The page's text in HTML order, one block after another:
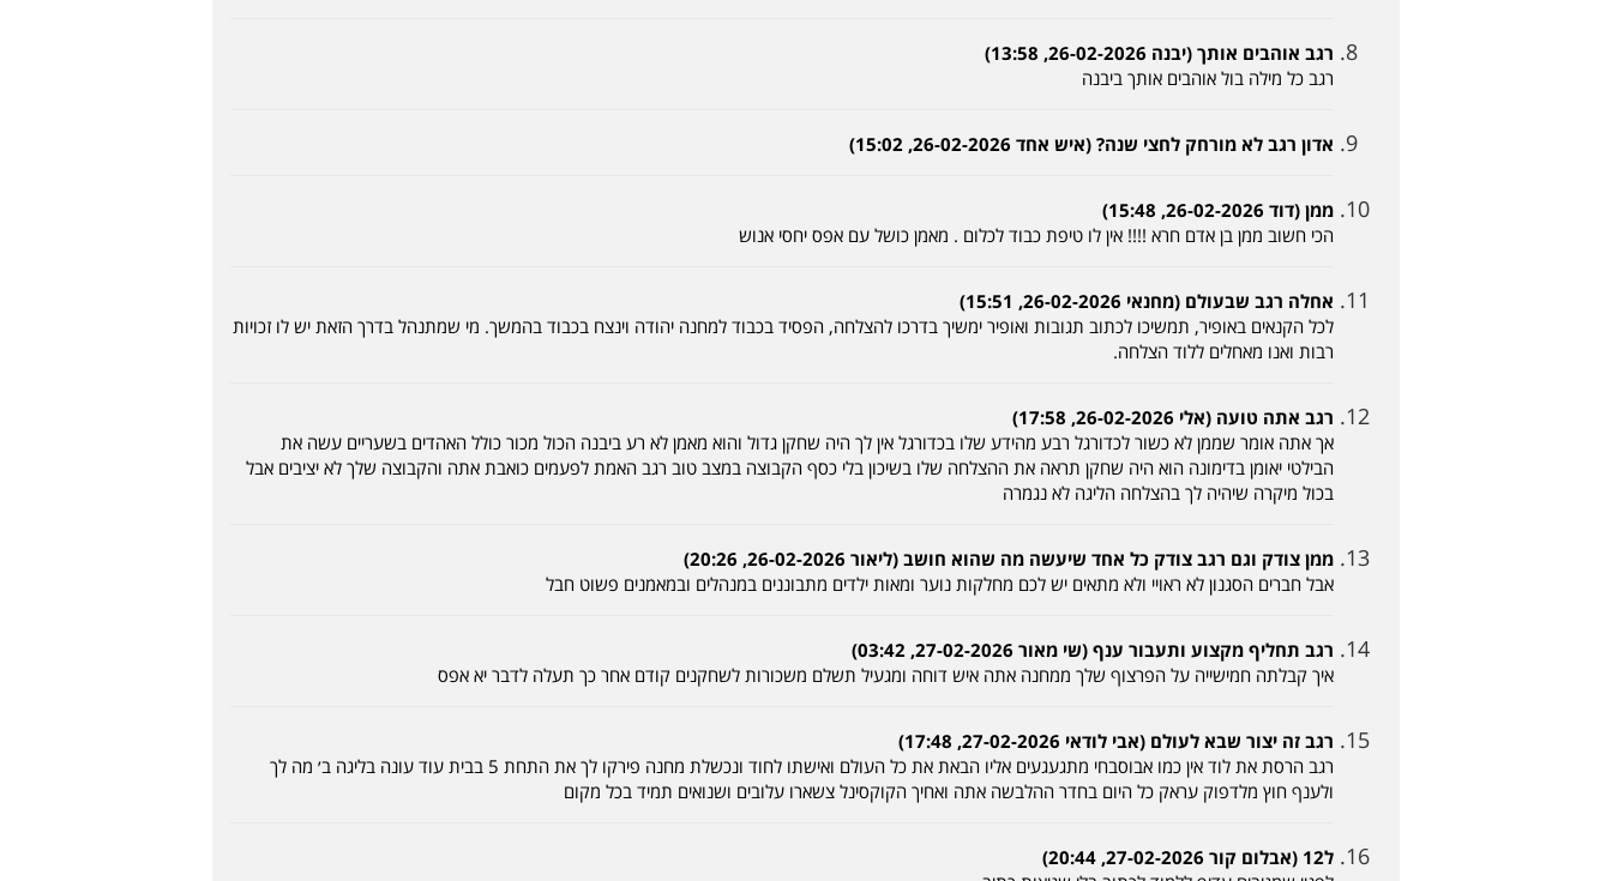
רגב אוהבים אותך (יבנה 26-02-2026, 13:58)
רגב כל מילה בול אוהבים אותך ביבנה
אדון רגב לא מורחק לחצי שנה? (איש אחד 26-02-2026, 15:02)
ממן (דוד 26-02-2026, 15:48)
הכי חשוב ממן בן אדם חרא !!!! אין לו טיפת כבוד לכלום . מאמן כושל עם אפס יחסי אנוש
אחלה רגב שבעולם (מחנאי 26-02-2026, 15:51)
לכל הקנאים באופיר, תמשיכו לכתוב תגובות ואופיר ימשיך בדרכו להצלחה, הפסיד בכבוד למחנה יהודה וינצח בכבוד בהמשך. מי שמתנהל בדרך הזאת יש לו זכויות
רבות ואנו מאחלים ללוד הצלחה.
רגב אתה טועה (אלי 26-02-2026, 17:58)
אך אתה אומר שממן לא כשור לכדורגל רבע מהידע שלו בכדורגל אין לך היה שחקן גדול והוא מאמן לא רע ביבנה הכול מכור כולל האהדים בשעריים עשה את
הבילטי יאומן בדימונה הוא היה שחקן תראה את ההצלחה שלו בשיכון בלי כסף הקבוצה במצב טוב רגב האמת לפעמים כואבת אתה והקבוצה שלך לא יציבים אבל
בכול מיקרה שיהיה לך בהצלחה הליגה לא נגמרה
ממן צודק וגם רגב צודק כל אחד שיעשה מה שהוא חושב (ליאור 26-02-2026, 20:26)
אבל חברים הסגנון לא ראויי ולא מתאים יש לכם מחלקות נוער ומאות ילדים מתבוננים במנהלים ובמאמנים פשוט חבל
רגב תחליף מקצוע ותעבור ענף (שי מאור 27-02-2026, 03:42)
איך קבלתה חמישייה על הפרצוף שלך ממחנה אתה איש דוחה ומגעיל תשלם משכורות לשחקנים קודם אחר כך תעלה לדבר יא אפס
רגב זה יצור שבא לעולם (אבי לודאי 27-02-2026, 17:48)
רגב הרסת את לוד אין כמו אבוסבחי מתגעגעים אליו הבאת את כל העולם ואישתו לחוד ונכשלת מחנה פירקו לך את התחת 5 בבית עוד עונה בליגה ב׳ מה לך
ולענף חוץ מלדפוק עראק כל היום בחדר ההלבשה אתה ואחיך הקוקסינל צשארו עלובים ושנואים תמיד בכל מקום
ל12 (אבלום קור 27-02-2026, 20:44)